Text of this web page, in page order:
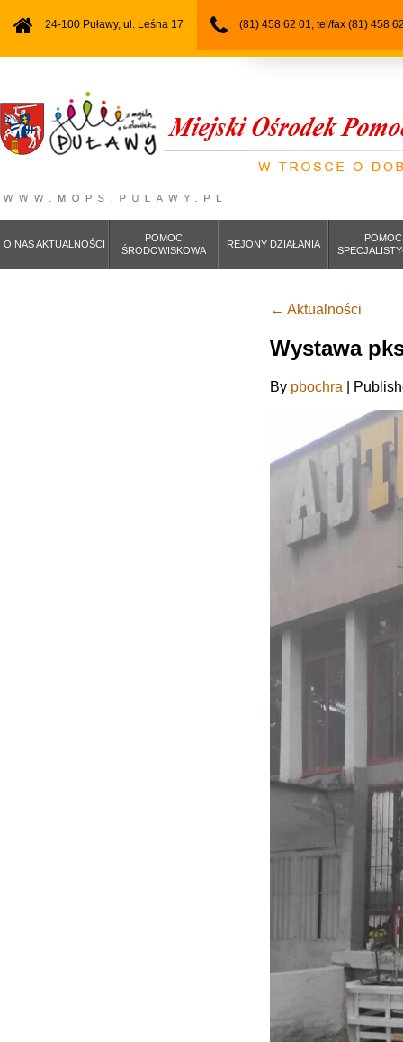
24-100 Puławy, ul. Leśna 17 (81) 458 62 01, tel/fax (81) 458
O NAS AKTUALNOŚCI
POMOC
ŚRODOWISKOWA
REJONY DZIAŁANIA
POMOC
← Aktualności
Wystawa
By pbochra